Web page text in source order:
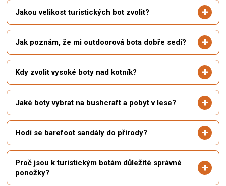
Jakou velikost turistických bot zvolit?
Jak poznám, že mi outdoorová bota dobře sedí?
Kdy zvolit vysoké boty nad kotník?
Jaké boty vybrat na bushcraft a pobyt v lese?
Hodí se barefoot sandály do přírody?
Proč jsou k turistickým botám důležité správné
ponožky?